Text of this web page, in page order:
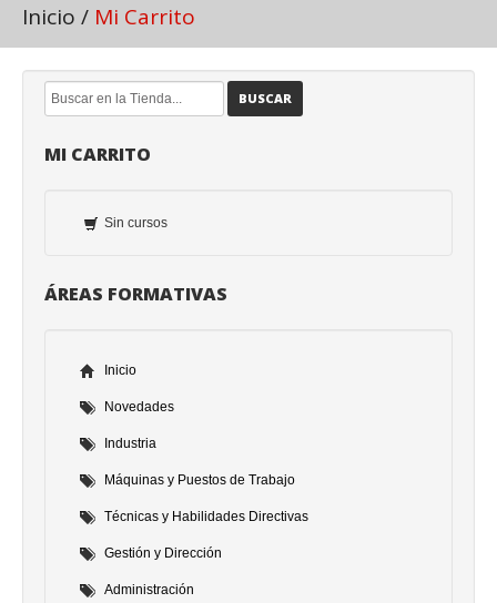
Inicio / Mi Carrito
BUSCAR
MI CARRITO
Sin cursos
ÁREAS FORMATIVAS
Inicio
Novedades
Industria
Máquinas y Puestos de Trabajo
Técnicas y Habilidades Directivas
Gestión y Dirección
Administración